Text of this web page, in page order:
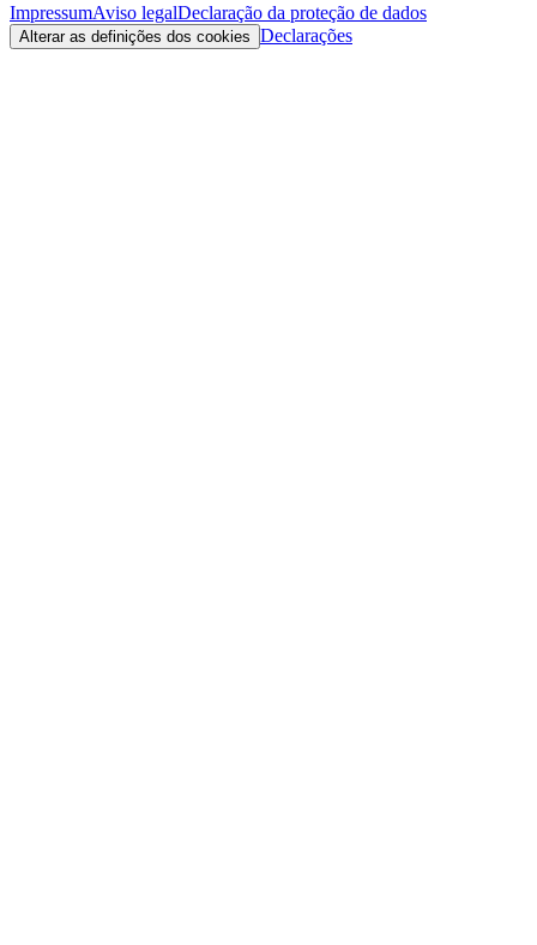
ImpressumAviso legalDeclaração da proteção de dados
Alterar as definições dos cookies Declarações